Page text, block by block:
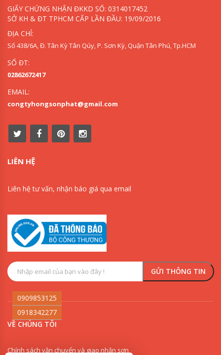
GIẤY CHỨNG NHẬN ĐKKD SỐ: 0314017452
SỞ KH & ĐT TPHCM CẤP LẦN ĐẦU: 19/09/2016
ĐỊA CHỈ:
Số 438/6A, Đ. Tân Kỳ Tân Qúy, P. Sơn Kỳ, Quận Tân Phú, Tp.HCM
SỐ ĐT:
02862672417
EMAIL:
congtyhongsonphat@gmail.com
LIÊN HỆ
Liên hệ tư vấn, nhận báo giá qua email
VỀ CHÚNG TÔI
Chính sách vận chuyển và giao nhận sơn
0909853125
0918342277